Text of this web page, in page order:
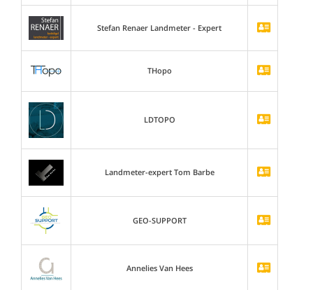
Stefan Renaer Landmeter - Expert
THopo
LDTOPO
Landmeter-expert Tom Barbe
GEO-SUPPORT
Annelies Van Hees